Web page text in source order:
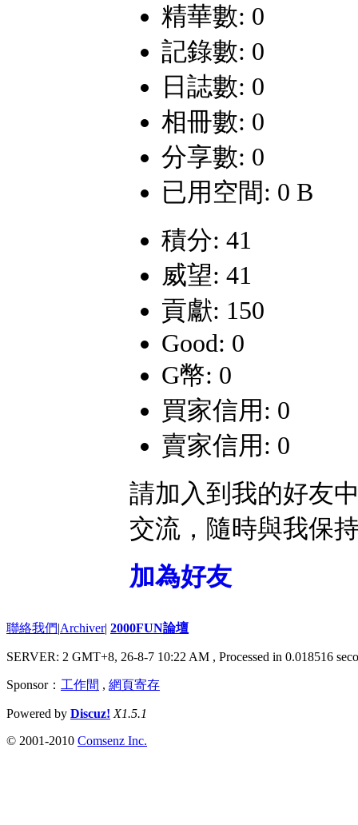
精華數: 0
記錄數: 0
日誌數: 0
相冊數: 0
分享數: 0
已用空間: 0 B
積分: 41
威望: 41
貢獻: 150
Good: 0
G幣: 0
買家信用: 0
賣家信用: 0
請加入到我的好友
交流，隨時與我保
加為好友
聯絡我們|Archiver| 2000FUN論壇
SERVER: 2 GMT+8, 26-8-7 10:22 AM , Processed in 0.018516
Sponsor： 工作間 , 網頁寄存
Powered by Discuz! X1.5.1
© 2001-2010 Comsenz Inc.